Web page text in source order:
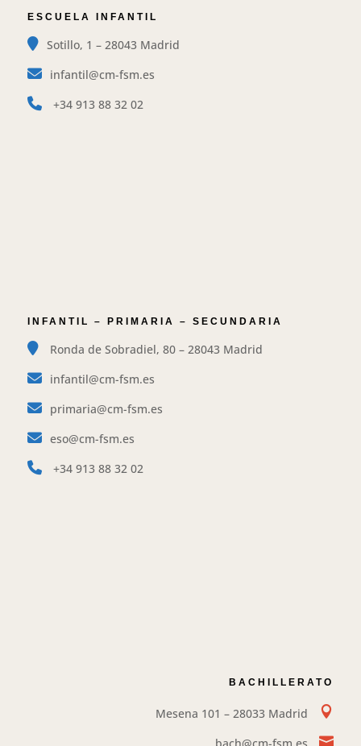
Reuniones
informativas
ESCUELA INFANTIL
Sotillo, 1 – 28043 Madrid
infantil@cm-fsm.es
+34 913 88 32 02
INFANTIL – PRIMARIA – SECUNDARIA
Ronda de Sobradiel, 80 – 28043 Madrid
infantil@cm-fsm.es
primaria@cm-fsm.es
eso@cm-fsm.es
+34 913 88 32 02
BACHILLERATO
Mesena 101 – 28033 Madrid 
bach@cm-fsm.es 